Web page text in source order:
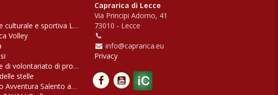
culturale e sportiva Levante
Volley
di volontariato di protezione civile 'Orsa maggiore'
stelle
Avventura Salento adventures'
Caprarica di Lecce
Via Principi Adorno, 41
73010 - Lecce
info@caprarica.eu
Privacy